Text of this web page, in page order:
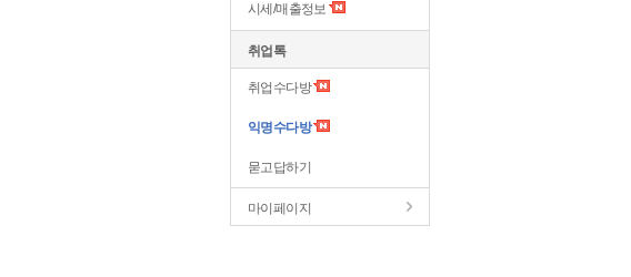
시세/매출정보
취업톡
취업수다방
익명수다방
묻고답하기
마이페이지